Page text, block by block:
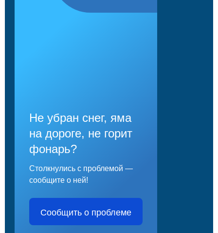
Не убран снег, яма
на дороге, не горит
фонарь?
Столкнулись с проблемой —
сообщите о ней!
Сообщить о проблеме